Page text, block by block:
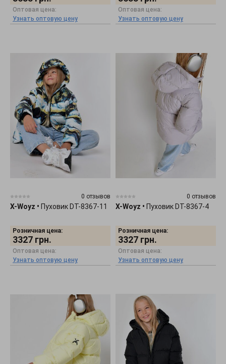
Оптовая цена:
Узнать оптовую цену
Оптовая цена:
Узнать оптовую цену
0 отзывов
X-Woyz • Пуховик DT-8367-11
Розничная цена:
3327 грн.
Оптовая цена:
Узнать оптовую цену
0 отзывов
X-Woyz • Пуховик DT-8367-4
Розничная цена:
3327 грн.
Оптовая цена:
Узнать оптовую цену